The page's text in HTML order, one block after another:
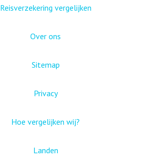
Reisverzekering vergelijken
Over ons
Sitemap
Privacy
Hoe vergelijken wij?
Landen